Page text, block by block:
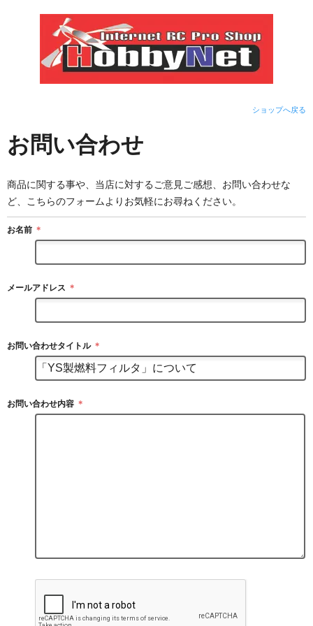
ショップへ戻る
お問い合わせ
商品に関する事や、当店に対するご意見ご感想、お問い合わせな
ど、こちらのフォームよりお気軽にお尋ねください。
お名前 ＊
メールアドレス ＊
お問い合わせタイトル ＊
お問い合わせ内容 ＊